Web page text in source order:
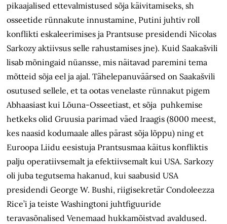
pikaajalised ettevalmistused sõja käivitamiseks, sh
osseetide rünnakute innustamine, Putini juhtiv roll
konflikti eskaleerimises ja Prantsuse presidendi Nicolas
Sarkozy aktiivsus selle rahustamises jne). Kuid Saakašvili
lisab mõningaid nüansse, mis näitavad paremini tema
mõtteid sõja eel ja ajal. Tähelepanuväärsed on Saakašvili
osutused sellele, et ta ootas venelaste rünnakut pigem
Abhaasiast kui Lõuna-Osseetiast, et sõja puhkemise
hetkeks olid Gruusia parimad väed Iraagis (8000 meest,
kes naasid kodumaale alles pärast sõja lõppu) ning et
Euroopa Liidu eesistuja Prantsusmaa käitus konfliktis
palju operatiivsemalt ja efektiivsemalt kui USA. Sarkozy
oli juba tegutsema hakanud, kui saabusid USA
presidendi George W. Bushi, riigisekretär Condoleezza
Rice’i ja teiste Washingtoni juhtfiguuride
teravasõnalised Venemaad hukkamõistvad avaldused.